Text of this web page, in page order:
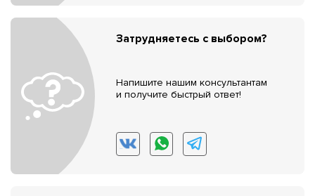
Затрудняетесь с выбором?
Напишите нашим консультантам
и получите быстрый ответ!